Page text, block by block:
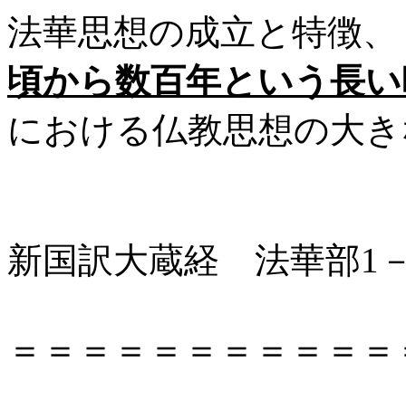
法華思想の成立と特徴
頃から数百年という長
における仏教思想の大
新国訳大蔵経 法華部1
＝＝＝＝＝＝＝＝＝＝